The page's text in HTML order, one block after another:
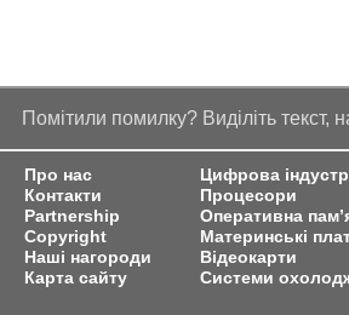
Помітили помилку? Виділіть текст,
Про нас
Контакти
Partnership
Copyright
Наші нагороди
Карта сайту
Цифрова
Процесори
Оперативна
Материнські
Відеокарти
Системи